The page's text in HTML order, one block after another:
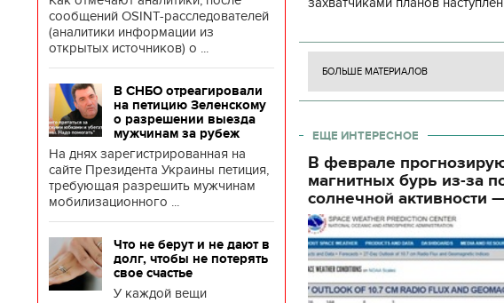
сообщений OSINT-расследователей
(аналитики информации из
открытых источников) о ...
В СНБО отреагировали
на петицию Зеленскому
о разрешении выезда
мужчинам за рубеж
На днях зарегистрированная на
сайте Президента Украины петиция,
требующая разрешить мужчинам
мобилизационного ...
Что не берут и не дают в
долг, чтобы не потерять
свое счастье
У каждой вещи
боевых ст
БОЛЬШЕ МАТЕРИАЛОВ
ЕЩЕ ИНТЕРЕСНОЕ
В феврале
магнитных бурь из-за
солнечной активности